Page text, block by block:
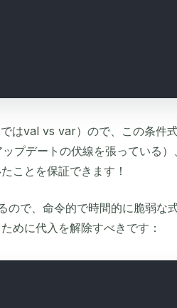
はval vs var）ので、この条件
プデートの伏線を張っている）
ことを保証できます！
ので、命令的で時間的に脆弱な
めに代入を解除すべきです：